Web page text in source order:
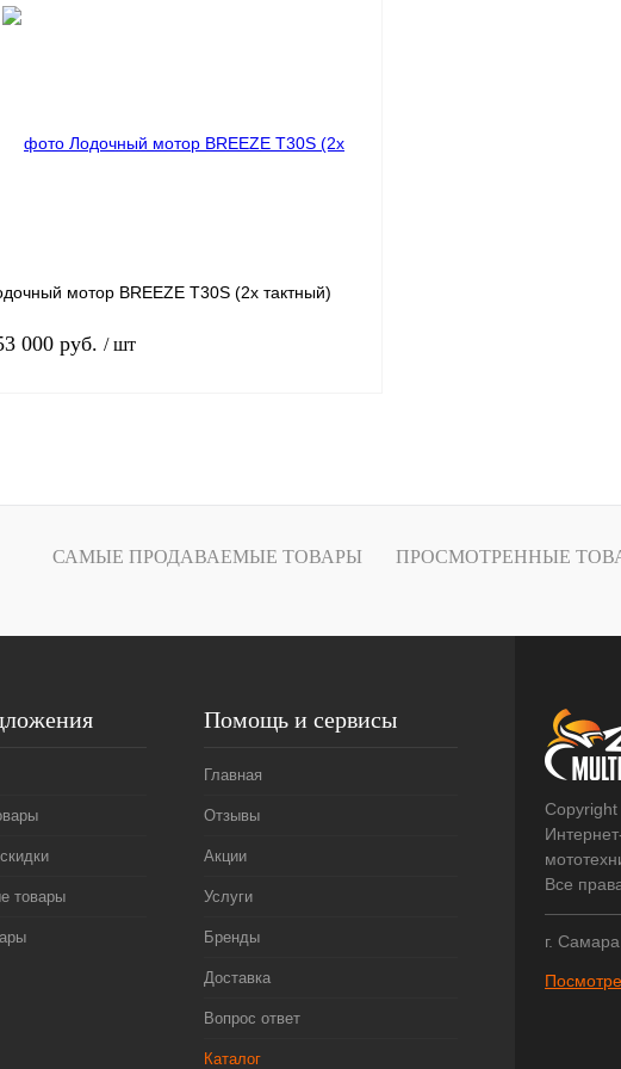
мотор BREEZE T30S (2х тактный)
000 руб. / шт
Купить в 1 клик К сравнению
САМЫЕ ПРОДАВАЕМЫЕ ТОВАРЫ ПРОСМОТРЕННЫЕ
товары
Помощь и сервисы
Главная
Отзывы
Акции
Услуги
Бренды
Доставка
Вопрос ответ
Каталог
Все
г.